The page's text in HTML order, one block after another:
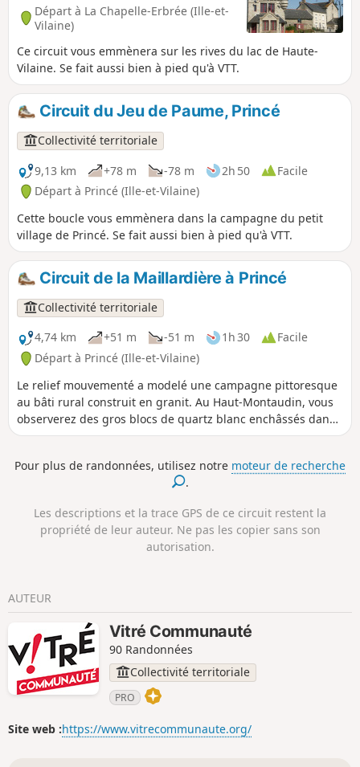
Départ à La Chapelle-Erbrée (Ille-et-
Vilaine)
Ce circuit vous emmènera sur les rives du lac de Haute-
Vilaine. Se fait aussi bien à pied qu'à VTT.
Circuit du Jeu de Paume, Princé
Collectivité territoriale
9,13 km
+78 m -78 m 2h 50
Facile
Départ à Princé (Ille-et-Vilaine)
Cette boucle vous emmènera dans la campagne du petit
village de Princé. Se fait aussi bien à pied qu'à VTT.
Circuit de la Maillardière à Princé
Collectivité territoriale
4,74 km
+51 m -51 m 1h 30
Facile
Départ à Princé (Ille-et-Vilaine)
Le relief mouvementé a modelé une campagne pittoresque
au bâti rural construit en granit. Au Haut-Montaudin, vous
observerez des gros blocs de quartz blanc enchâssés dans
les talus ou posés au milieu des champs. Tels des
bien à pied qu'à VTT.
Pour plus de randonnées, utilisez notre moteur de recherche
.
Les descriptions et la trace GPS de ce circuit restent la
propriété de leur auteur. Ne pas les copier sans son
autorisation.
AUTEUR
Vitré Communauté
90 Randonnées
Collectivité territoriale
PRO
Site web :https://www.vitrecommunaute.org/